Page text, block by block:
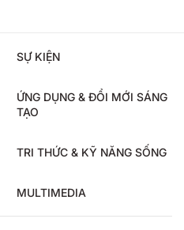
SỰ KIỆN
ỨNG DỤNG & ĐỔI MỚI SÁNG
TẠO
TRI THỨC & KỸ NĂNG SỐNG
MULTIMEDIA